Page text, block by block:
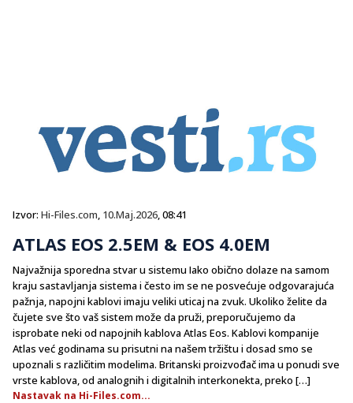
Izvor: Hi-Files.com, 10.Maj.2026, 08:41
ATLAS EOS 2.5EM & EOS 4.0EM
Najvažnija sporedna stvar u sistemu Iako obično dolaze na samom
kraju sastavljanja sistema i često im se ne posvećuje odgovarajuća
pažnja, napojni kablovi imaju veliki uticaj na zvuk. Ukoliko želite da
čujete sve što vaš sistem može da pruži, preporučujemo da
isprobate neki od napojnih kablova Atlas Eos. Kablovi kompanije
Atlas već godinama su prisutni na našem tržištu i dosad smo se
upoznali s različitim modelima. Britanski proizvođač ima u ponudi sve
vrste kablova, od analognih i digitalnih interkonekta, preko […]
Nastavak na Hi-Files.com...